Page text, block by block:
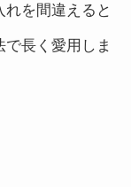
を間違えると
長く愛用しま